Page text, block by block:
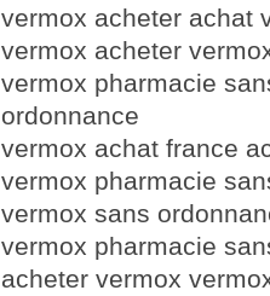
vermox acheter achat
vermox acheter
vermox pharmacie
ordonnance
vermox achat france
vermox pharmacie
vermox sans
vermox pharmacie
acheter vermox